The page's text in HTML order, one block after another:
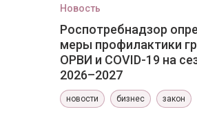
Новость
Роспотребнадзор
меры профилактики
ОРВИ и COVID-19 на
2026–2027
новости бизнес закон